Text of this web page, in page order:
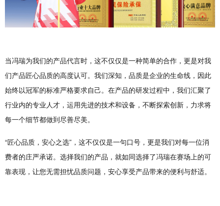
当冯瑞为我们的产品代言时，这不仅仅是一种简单的合作，更是对我
们产品匠心品质的高度认可。我们深知，品质是企业的生命线，因此
始终以冠军的标准严格要求自己。在产品的研发过程中，我们汇聚了
行业内的专业人才，运用先进的技术和设备，不断探索创新，力求将
每一个细节都做到尽善尽美。
“匠心品质，安心之选”，这不仅仅是一句口号，更是我们对每一位消
费者的庄严承诺。选择我们的产品，就如同选择了冯瑞在赛场上的可
靠表现，让您无需担忧品质问题，安心享受产品带来的便利与舒适。